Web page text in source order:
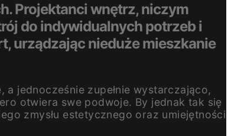
Projektanci wnętrz, niczym
do indywidualnych potrzeb i
urządzając nieduże mieszkanie
jednocześnie zupełnie wystarczająco,
otwiera swe podwoje. By jednak tak się
zmysłu estetycznego oraz umiejętności